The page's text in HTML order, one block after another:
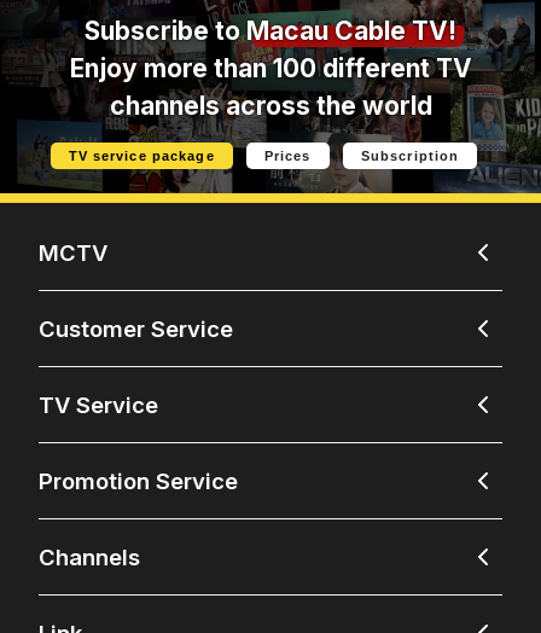
Subscribe toMacau Cable TV!
Enjoy more than 100 different TV
channels across the world
TV service package Prices Subscription
MCTV
Customer Service
TV Service
Promotion Service
Channels